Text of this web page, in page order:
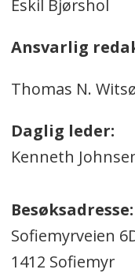
Eskil Bjørshol
Ansvarlig
Thomas N.
Daglig leder:
Kenneth
Besøksadresse:
Sofiemyrveien
1412 Sofiemyr